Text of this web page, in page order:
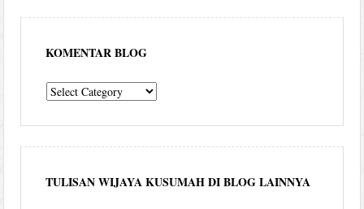
KOMENTAR BLOG
komentar
TULISAN WIJAYA KUSUMAH DI BLOG LAINNYA